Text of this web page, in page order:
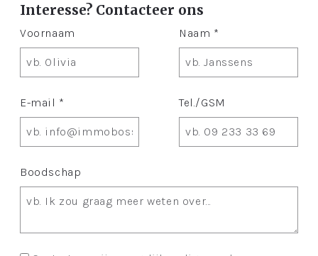
Interesse? Contacteer ons
Voornaam Naam *
E-mail * Tel./GSM
Boodschap